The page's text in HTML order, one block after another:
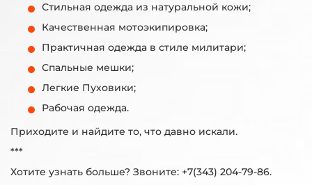
Стильная одежда из натуральной кожи;
Качественная мотоэкипировка;
Практичная одежда в стиле милитари;
Спальные мешки;
Легкие Пуховики;
Рабочая одежда.
Приходите и найдите то, что давно искали.
***
Хотите узнать больше? Звоните: +7(343) 204-79-86.